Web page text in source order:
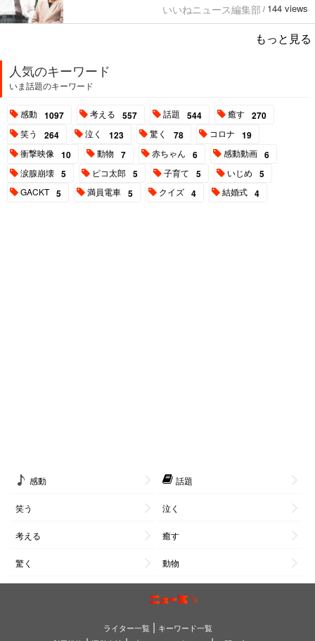
いいねニュース編集部 / 144 views
もっと見る
人気のキーワード
いま話題のキーワード
感動 1097 考える 557 話題 544 癒す 270
笑う 264 泣く 123 驚く 78 コロナ 19
衝撃映像 10 動物 7 赤ちゃん 6 感動動画 6
涙腺崩壊 5 ピコ太郎 5 子育て 5 いじめ 5
GACKT 5 満員電車 5 クイズ 4 結婚式 4
感動 話題
笑う 泣く
考える 癒す
驚く 動物
ライター一覧| キーワード一覧